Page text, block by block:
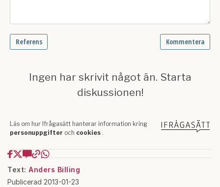
Text: Anders Billing
Publicerad 2013-01-23